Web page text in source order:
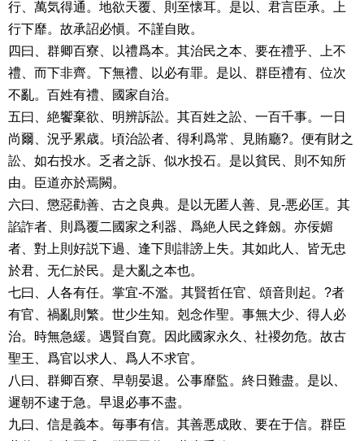
行、萬気得通。地欲天覆、則至懐耳。是以、君言臣承。上
行下靡。故承詔必愼。不謹自敗。
四曰、群卿百寮、以禮爲本。其治民之本、要在禮乎、上不
禮、而下非齊。下無禮、以必有罪。是以、群臣禮有、位次
不亂。百姓有禮、國家自治。
五曰、絶饗棄欲、明辨訴訟。其百姓之訟、一百千事。一日
尚爾、況乎累歳。頃治訟者、得利爲常、見賄廳?。便有財之
訟、如右投水。乏者之訴、似水投石。是以貧民、則不知所
由。臣道亦於焉闕。
六曰、懲惡勸善、古之良典。是以无匿人善、見-悪必匡。其
諂詐者、則爲覆二國家之利器、爲絶人民之鋒劔。亦佞媚
者、對上則好説下過、逢下則誹謗上失。其如此人、皆无忠
於君、无仁於民。是大亂之本也。
七曰、人各有任。掌宜-不濫。其賢哲任官、頌音則起。?者
有官、禍亂則繁。世少生知。剋念作聖。事無大少、得人必
治。時無急緩。遇賢自寛。因此國家永久、社禝勿危。故古
聖王、爲官以求人、爲人不求官。
八曰、群卿百寮、早朝晏退。公事靡監。終日難盡。是以、
遲朝不逮于急。早退必事不盡。
九曰、信是義本。毎事有信。其善悪成敗、要在于信。群臣